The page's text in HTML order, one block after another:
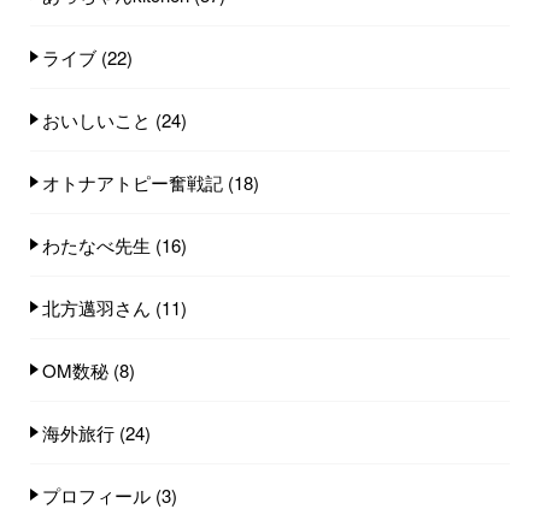
ライブ (22)
おいしいこと (24)
オトナアトピー奮戦記 (18)
わたなべ先生 (16)
北方邁羽さん (11)
OM数秘 (8)
海外旅行 (24)
プロフィール (3)